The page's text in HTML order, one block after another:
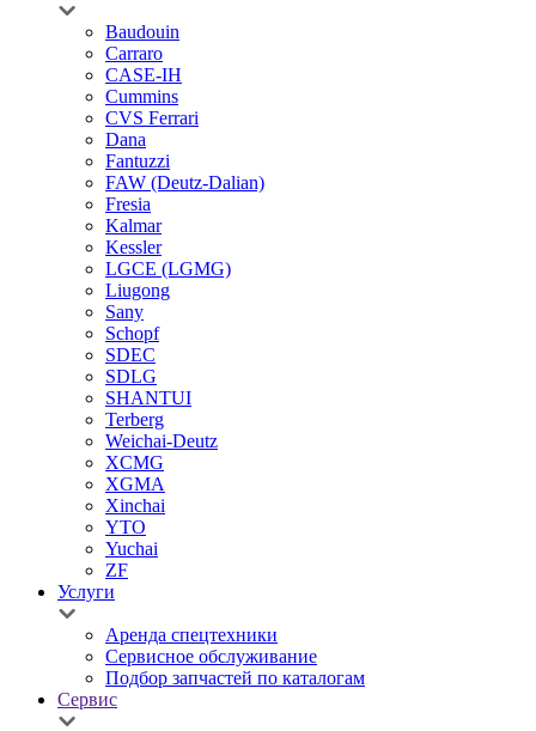
Baudouin
Carraro
CASE-IH
Cummins
CVS Ferrari
Dana
Fantuzzi
FAW (Deutz-Dalian)
Fresia
Kalmar
Kessler
LGCE (LGMG)
Liugong
Sany
Schopf
SDEC
SDLG
SHANTUI
Terberg
Weichai-Deutz
XCMG
XGMA
Xinchai
YTO
Yuchai
ZF
Услуги
Аренда спецтехники
Сервисное обслуживание
Подбор запчастей по каталогам
Сервис